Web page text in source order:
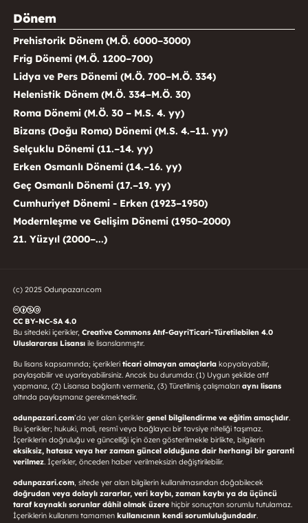
Dönem
Prehistorik Dönem (M.Ö. 6000–3000)
Frig Dönemi (M.Ö. 1200–700)
Lidya ve Pers Dönemi (M.Ö. 700–M.Ö. 334)
Helenistik Dönem (M.Ö. 334–M.Ö. 30)
Roma Dönemi (M.Ö. 30 – M.S. 4. yy)
Bizans (Doğu Roma) Dönemi (M.S. 4.–11. yy)
Selçuklu Dönemi (11.–14. yy)
Erken Osmanlı Dönemi (14.–16. yy)
Geç Osmanlı Dönemi (17.–19. yy)
Cumhuriyet Dönemi - Erken (1923–1950)
Modernleşme ve Gelişim Dönemi (1950–2000)
21. Yüzyıl (2000–...)
(c) 2025 Odunpazarı.com
CC BY-NC-SA 4.0
Bu sitedeki içerikler, Creative Commons Atıf-GayriTicari-Türetilebilen 4.0
Uluslararası Lisansı ile lisanslanmıştır.
Bu lisans kapsamında; içerikleri ticari olmayan amaçlarlakopyalayabilir,
paylaşabilir ve uyarlayabilirsiniz. Ancak bu durumda: (1) Uygun şekilde atıf
yapmanız, (2) Lisansa bağlantı vermeniz, (3) Türetilmiş çalışmaları aynı lisans
altında paylaşmanız gerekmektedir.
odunpazari.com’da yer alan içerikler genel bilgilendirme ve eğitim amaçlıdır.
Bu içerikler; hukuki, mali, resmî veya bağlayıcı bir tavsiye niteliği taşımaz.
İçeriklerin doğruluğu ve güncelliği için özen gösterilmekle birlikte, bilgilerin
eksiksiz, hatasız veya her zaman güncel olduğuna dair herhangi bir garanti
verilmez. İçerikler, önceden haber verilmeksizin değiştirilebilir.
odunpazari.com, sitede yer alan bilgilerin kullanılmasından doğabilecek
doğrudan veya dolaylı zararlar, veri kaybı, zaman kaybı ya da üçüncü
taraf kaynaklı sorunlar dâhil olmak üzerehiçbir sonuçtan sorumlu tutulamaz.
İçeriklerin kullanımı tamamen kullanıcının kendi sorumluluğundadır.